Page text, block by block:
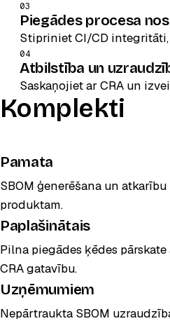
03
Piegādes procesa
Stipriniet CI/CD
04
Atbilstība un
Saskaņojiet ar CRA un
Komplekti
Pamata
SBOM ģenerēšana un
produktam.
Paplašinātais
Pilna piegādes ķēdes
CRA gatavību.
Uzņēmumiem
Nepārtraukta SBOM